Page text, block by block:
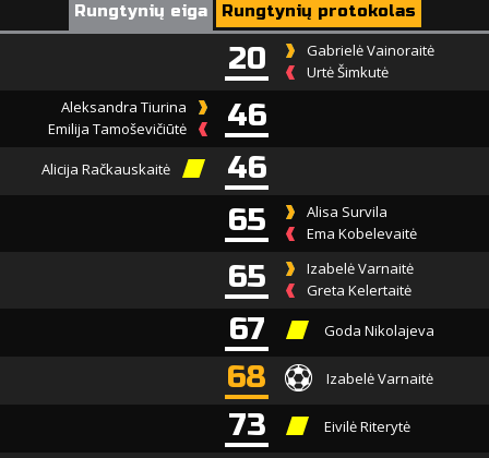
Rungtynių eiga Rungtynių protokolas
20
Gabrielė Vainoraitė
Urtė Šimkutė
Aleksandra Tiurina
Emilija Tamoševičiūtė
46
Alicija Račkauskaitė
46
65
Alisa Survila
Ema Kobelevaitė
65
Izabelė Varnaitė
Greta Kelertaitė
67 Goda Nikolajeva
68 Izabelė Varnaitė
73 Eivilė Riterytė